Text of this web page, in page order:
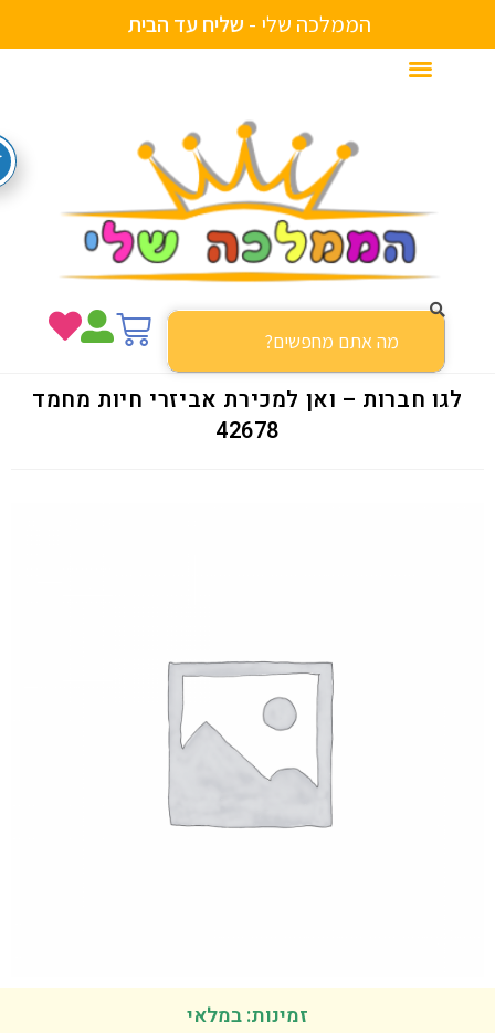
הממלכה שלי -ש לי חעד הבי ת
לגו חברות – ואן למכירת אביזרי חיות מחמד
42678
זמינות: במלאי